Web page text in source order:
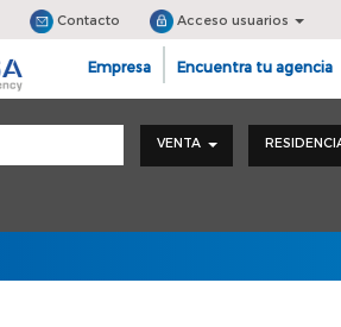
Contacto Acceso usuarios
Empresa Encuentra tu agencia
VENTA